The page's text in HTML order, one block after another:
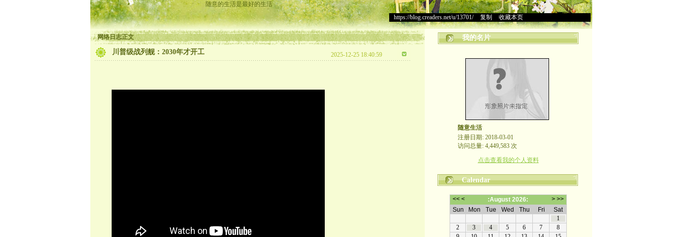
随意的生活是最好的生活
https://blog.creaders.net/u/13701/> 复制 收藏本页
网络日志正文
川普级战列舰：2030年才开工 2025-12-25 18:40:59
我的名片
随意生活
注册日期: 2018-03-01
访问总量: 4,449,583 次
点击查看我的个人资料
Calendar